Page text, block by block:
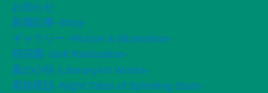
お知らせ
新着記事 -Blog-
ギャラリー -Picture & Illustration-
桜荘園 -Doll Realization-
風の小径 -LiteraryArt Works-
星紡夜話 -Night Tales of Spinning Stars-